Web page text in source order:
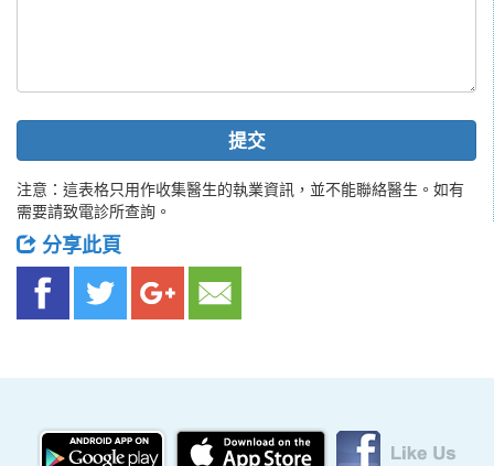
提交
注意：這表格只用作收集醫生的執業資訊，並不能聯絡醫生。如有
需要請致電診所查詢。
分享此頁